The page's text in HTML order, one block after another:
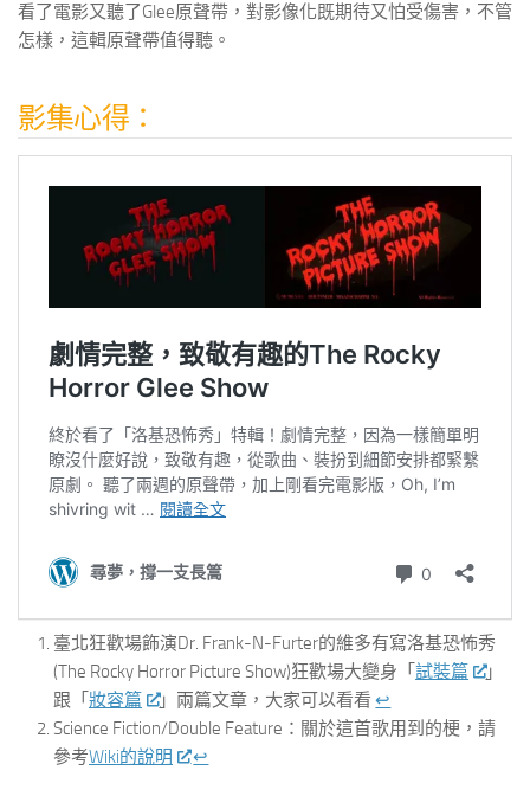
看了電影又聽了Glee原聲帶，對影像化既期待又怕受傷害，不管
怎樣，這輯原聲帶值得聽。
影集心得：
臺北狂歡場飾演Dr. Frank-N-Furter的維多有寫洛基恐怖秀
(The Rocky Horror Picture Show)狂歡場大變身「 試裝篇
」
跟「 妝容篇 」兩篇文章，大家可以看看↩︎
Science Fiction/Double Feature：關於這首歌用到的梗，請
參考Wiki的說明 ↩︎